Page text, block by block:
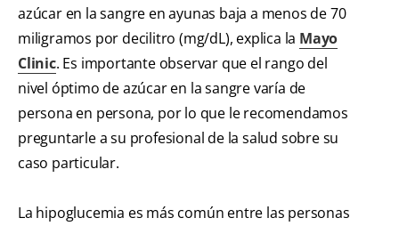
azúcar en la sangre en ayunas baja a menos de 70
miligramos por decilitro (mg/dL), explica la Mayo
Clinic. Es importante observar que el rango del
nivel óptimo de azúcar en la sangre varía de
persona en persona, por lo que le recomendamos
preguntarle a su profesional de la salud sobre su
caso particular.
La hipoglucemia es más común entre las personas